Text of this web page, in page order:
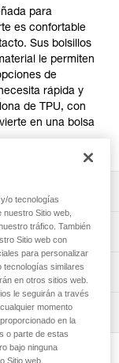
para
es confortable
Sus bolsillos
le permiten
de
rápida y
de TPU, con
en una bolsa
de los
son
a su
inferior de
EVA, EPE
o tecnologías
Sitio web,
tráfico. También
Sitio web con
para personalizar
similares
en otros sitios web.
le seguirán a través
momento
en la
o parte de estas
bajo ninguna
Sitio web.